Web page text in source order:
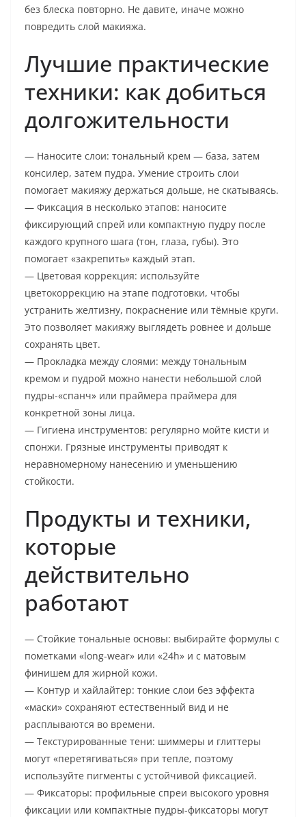
без блеска повторно. Не давите, иначе можно
повредить слой макияжа.
Лучшие практические
техники: как добиться
долгожительности
— Наносите слои: тональный крем — база, затем
консилер, затем пудра. Умение строить слои
помогает макияжу держаться дольше, не скатываясь.
— Фиксация в несколько этапов: наносите
фиксирующий спрей или компактную пудру после
каждого крупного шага (тон, глаза, губы). Это
помогает «закрепить» каждый этап.
— Цветовая коррекция: используйте
цветокоррекцию на этапе подготовки, чтобы
устранить желтизну, покраснение или тёмные круги.
Это позволяет макияжу выглядеть ровнее и дольше
сохранять цвет.
— Прокладка между слоями: между тональным
кремом и пудрой можно нанести небольшой слой
пудры-«спанч» или праймера праймера для
конкретной зоны лица.
— Гигиена инструментов: регулярно мойте кисти и
спонжи. Грязные инструменты приводят к
неравномерному нанесению и уменьшению
стойкости.
Продукты и техники,
которые
действительно
работают
— Стойкие тональные основы: выбирайте формулы с
пометками «long-wear» или «24h» и с матовым
финишем для жирной кожи.
— Контур и хайлайтер: тонкие слои без эффекта
«маски» сохраняют естественный вид и не
расплываются во времени.
— Текстурированные тени: шиммеры и глиттеры
могут «перетягиваться» при тепле, поэтому
используйте пигменты с устойчивой фиксацией.
— Фиксаторы: профильные спреи высокого уровня
фиксации или компактные пудры-фиксаторы могут